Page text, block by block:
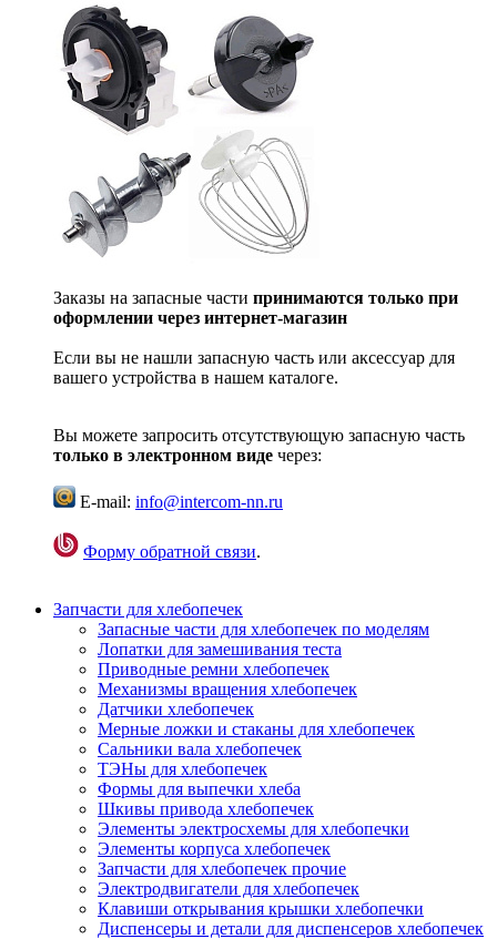
Заказы на запасные части принимаются только при
оформлении через интернет-магазин
Если вы не нашли запасную часть или аксессуар для
вашего устройства в нашем каталоге.
Вы можете запросить отсутствующую запасную часть
только в электронном виде через:
E-mail: info@intercom-nn.ru
Форму обратной связи.
Запчасти для хлебопечек
Запасные части для хлебопечек по моделям
Лопатки для замешивания теста
Приводные ремни хлебопечек
Механизмы вращения хлебопечек
Датчики хлебопечек
Мерные ложки и стаканы для хлебопечек
Сальники вала хлебопечек
ТЭНы для хлебопечек
Формы для выпечки хлеба
Шкивы привода хлебопечек
Элементы электросхемы для хлебопечки
Элементы корпуса хлебопечек
Запчасти для хлебопечек прочие
Электродвигатели для хлебопечек
Клавиши открывания крышки хлебопечки
Диспенсеры и детали для диспенсеров хлебопечек